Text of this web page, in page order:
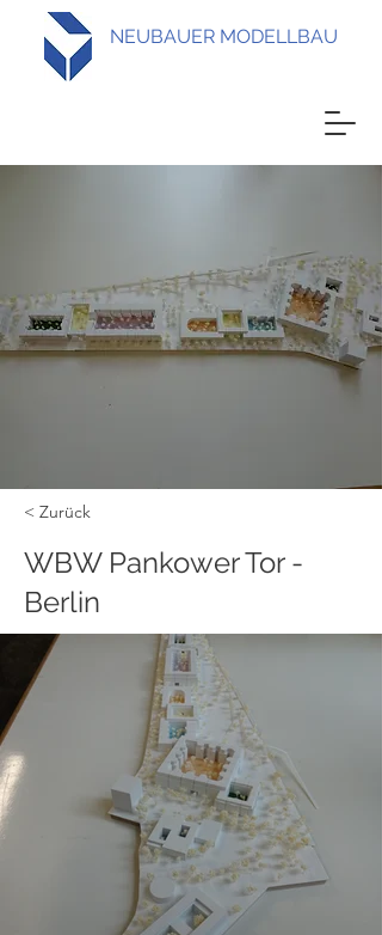
NEUBAUER MODELLBAU
< Zurück
WBW Pankower Tor -
Berlin